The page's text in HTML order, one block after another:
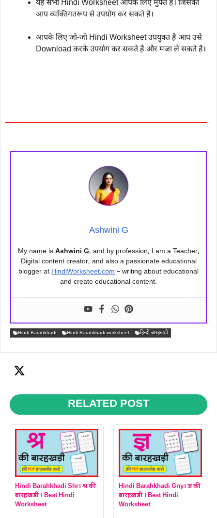
यह सभी Hindi Worksheet आपके लिए मुफ्त है। जिसका
आप व्यक्तिगतरूप से उपयोग कर सकते है।
आपके लिए जो-जो Hindi Worksheet उपयुक्त है आप उसे
Download करके उपयोग कर सकते है और मजा ले सकते है।
Ashwini G
My name is Ashwini G, and by profession, I am a Teacher,
Digital content creator, and also a passionate educational
blogger at HindiWorksheet.com – writing about educational
and create educational content.
Hindi Barahkhadi Hindi Barahkhadi worksheet हिन्दी बारहखड़ी
RELATED POST
Hindi Barahkhadi Shr। श्र की
बारहखड़ी । Best Hindi
Worksheet
Hindi Barahkhadi Gny। ज्ञ की
बारहखड़ी । Best Hindi
Worksheet